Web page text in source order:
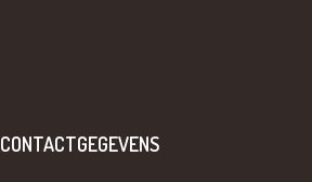
CONTACTGEGEVENS